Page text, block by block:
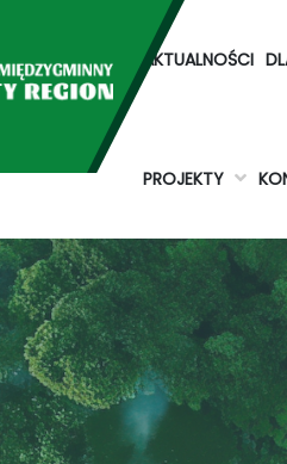
AKTUALNOŚCI
PROJEKTY